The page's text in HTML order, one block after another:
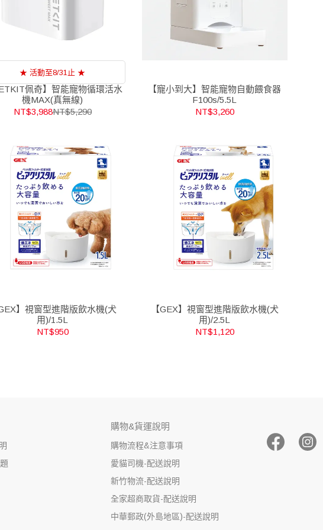
★ 活動至8/31止 ★
佩奇】智能寵物循環活水
機MAX(真無線)
NT$3,988NT$5,290
【寵小到大】智能寵物自動餵食器
F100s/5.5L
NT$3,260
】視窗型進階版飲水機(犬
用)/1.5L
NT$950
【GEX】視窗型進階版飲水機(犬
用)/2.5L
NT$1,120
購物&貨運說明
購物流程&注意事項
愛貓司機-配送說明
新竹物流-配送說明
全家超商取貨-配送說明
中華郵政(外島地區)-配送說明